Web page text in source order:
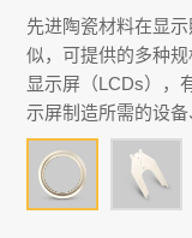
先进陶瓷材料在显
似，可提供的多种
显示屏（LCDs），
示屏制造所需的设备